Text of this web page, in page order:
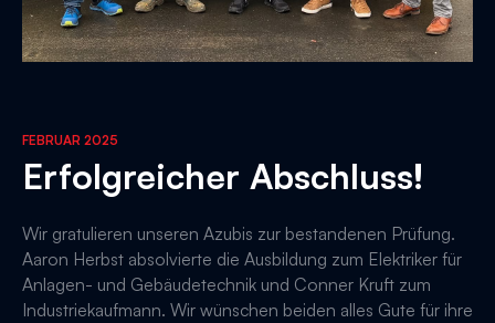
FEBRUAR 2025
Erfolgreicher Abschluss!
Wir gratulieren unseren Azubis zur bestandenen Prüfung.
Aaron Herbst absolvierte die Ausbildung zum Elektriker für
Anlagen- und Gebäudetechnik und Conner Kruft zum
Industriekaufmann. Wir wünschen beiden alles Gute für ihre